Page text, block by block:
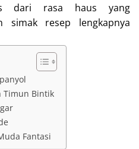
dari rasa haus yang
simak resep lengkapnya
Timun Bintik
Fantasi